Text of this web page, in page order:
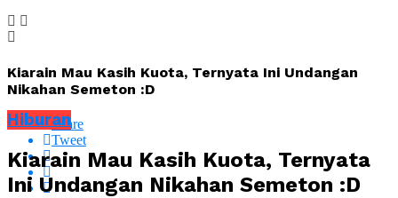
Kiarain Mau Kasih Kuota, Ternyata Ini Undangan
Nikahan Semeton :D
Share
Tweet
Hiburan
Kiarain Mau Kasih Kuota, Ternyata
Ini Undangan Nikahan Semeton :D